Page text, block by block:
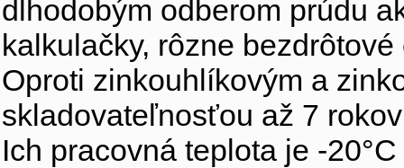
dlhodobým odberom prúdu
kalkulačky, rôzne
Oproti zinkouhlíkovým a
skladovateľnosťou až 7
Ich pracovná teplota je -